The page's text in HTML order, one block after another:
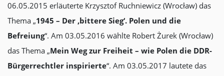
06.05.2015 erläuterte Krzysztof Ruchniewicz (Wrocław) das
Thema „1945 – Der ‚bittere Sieg‘. Polen und die
Befreiung“. Am 03.05.2016 wählte Robert Żurek (Wrocław)
das Thema „Mein Weg zur Freiheit – wie Polen die DDR-
Bürgerrechtler inspirierte“. Am 03.05.2017 lautete das